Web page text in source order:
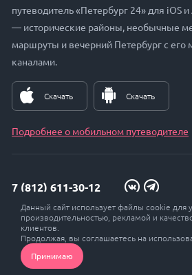
путеводитель «Петербург 24» для iOS
— исторические районы, необычные
маршруты и вечерний Петербург с его
каналами.
Скачать Скачать
Подробнее о мобильном путеводителе
7 (812) 611-30-12
zakaz@petersburg24.ru
© Петербург 24, 2017 - 2026
Данный сайт использует файлы cookie для
производительностью, рекламой и
клиентов.
Продолжая, вы соглашаетесь на
Принимаю